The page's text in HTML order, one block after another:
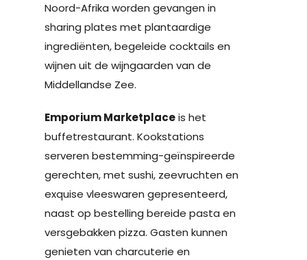
Noord-Afrika worden gevangen in
sharing plates met plantaardige
ingrediënten, begeleide cocktails en
wijnen uit de wijngaarden van de
Middellandse Zee.
Emporium Marketplaceis het
buffetrestaurant. Kookstations
serveren bestemming-geïnspireerde
gerechten, met sushi, zeevruchten en
exquise vleeswaren gepresenteerd,
naast op bestelling bereide pasta en
versgebakken pizza. Gasten kunnen
genieten van charcuterie en